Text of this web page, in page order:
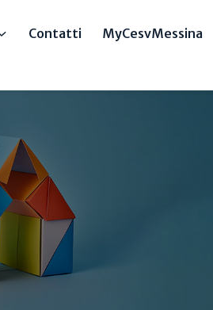
Contatti MyCesvMessina